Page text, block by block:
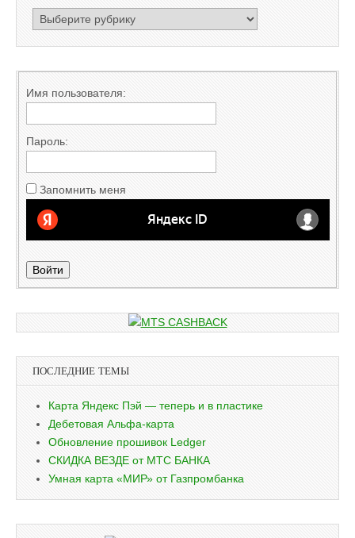
РУБРИКАТОР
Имя пользователя:
Пароль:
Запомнить меня
Войти
ПОСЛЕДНИЕ ТЕМЫ
Карта Яндекс Пэй — теперь и в пластике
Дебетовая Альфа-карта
Обновление прошивок Ledger
СКИДКА ВЕЗДЕ от МТС БАНКА
Умная карта «МИР» от Газпромбанка